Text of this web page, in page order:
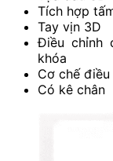
Tích hợp
Tay vịn 3D
Điều chỉnh
khóa
Cơ chế
Có kê chân